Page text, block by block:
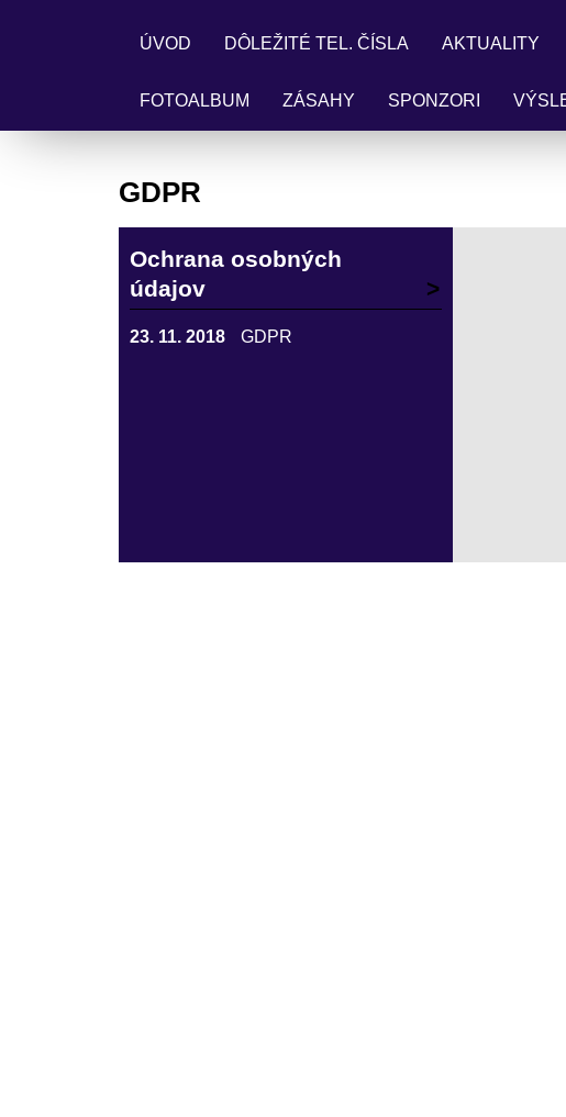
ÚVOD DÔLEŽITÉ TEL. ČÍSLA AKTUALITY
FOTOALBUM ZÁSAHY SPONZORI
GDPR
Ochrana osobných
údajov
23. 11. 2018 GDPR